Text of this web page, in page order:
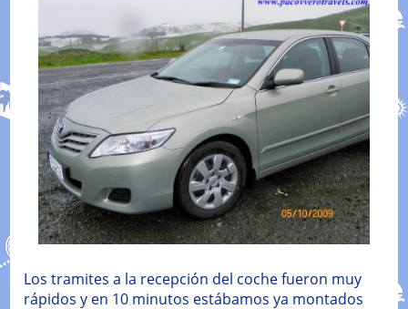
Los tramites a la recepción del coche fueron muy
rápidos y en 10 minutos estábamos ya montados